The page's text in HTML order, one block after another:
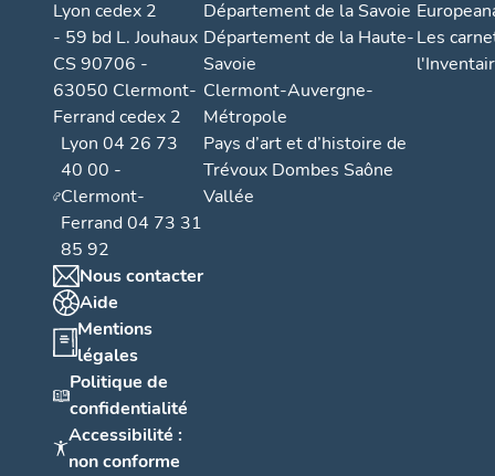
Lyon cedex 2
- 59 bd L. Jouhaux
CS 90706 -
63050 Clermont-
Ferrand cedex 2
Lyon 04 26 73
40 00 -
Clermont-
Ferrand 04 73 31
85 92
Nous contacter
Aide
Mentions
légales
Politique de
confidentialité
Accessibilité :
non conforme
Département de la Savoie
Département de la Haute-
Savoie
Clermont-Auvergne-
Métropole
Pays d’art et d’histoire de
Trévoux Dombes Saône
Vallée
Les